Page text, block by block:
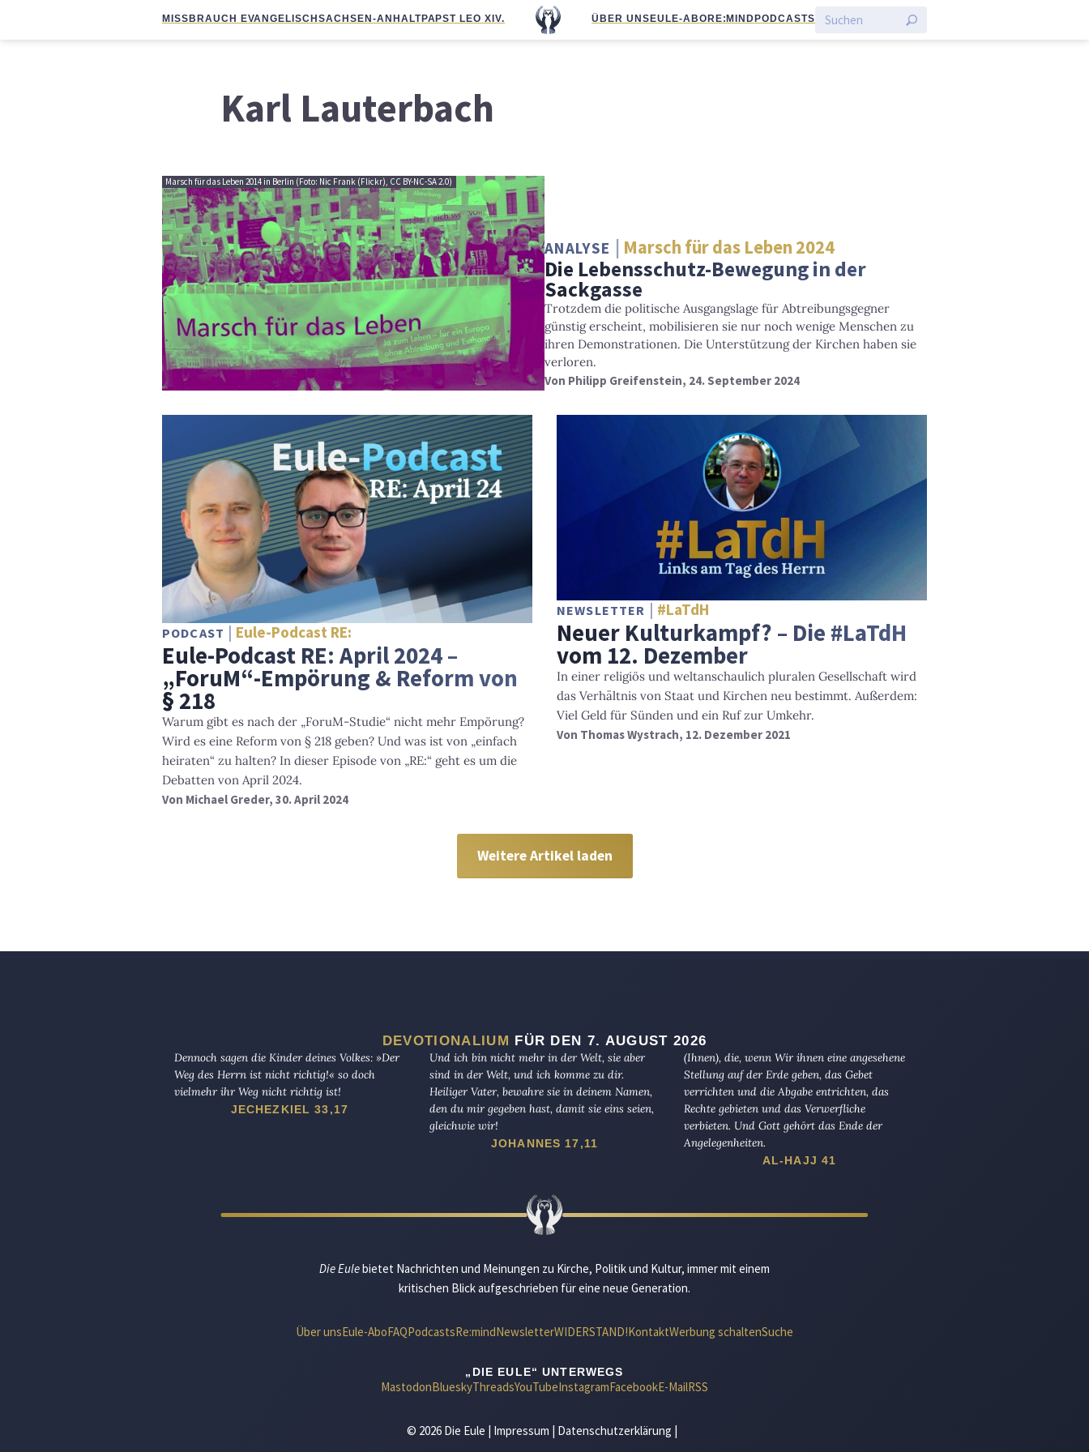
MISSBRAUCH EVANGELISCHSACHSEN-ANHALTPAPST LEO XIV. ÜBER UNS EULE-ABO RE:MIND PODCASTS
Karl Lauterbach
Marsch für das Leben 2014 in Berlin (Foto: Nic Frank (Flickr), CC BY-NC-SA 2.0)
ANALYSE Marsch für das Leben 2024
Die Lebensschutz-Bewegung in der
Sackgasse
Trotzdem die politische Ausgangslage für Abtreibungsgegner
günstig erscheint, mobilisieren sie nur noch wenige Menschen zu
ihren Demonstrationen. Die Unterstützung der Kirchen haben sie
verloren.
Von Philipp Greifenstein, 24. September 2024
PODCAST Eule-Podcast RE:
Eule-Podcast RE: April 2024 –
„ForuM“-Empörung & Reform von
§ 218
Warum gibt es nach der „ForuM-Studie“ nicht mehr Empörung?
Wird es eine Reform von § 218 geben? Und was ist von „einfach
heiraten“ zu halten? In dieser Episode von „RE:“ geht es um die
Debatten von April 2024.
Von Michael Greder, 30. April 2024
NEWSLETTER #LaTdH
Neuer Kulturkampf? – Die #LaTdH
vom 12. Dezember
In einer religiös und weltanschaulich pluralen Gesellschaft wird
das Verhältnis von Staat und Kirchen neu bestimmt. Außerdem:
Viel Geld für Sünden und ein Ruf zur Umkehr.
Von Thomas Wystrach, 12. Dezember 2021
Weitere Artikel laden
DEVOTIONALIUM
FÜR DEN 7. AUGUST 2026
Dennoch sagen die Kinder deines Volkes: »Der
Weg des Herrn ist nicht richtig!« so doch
vielmehr ihr Weg nicht richtig ist!
JECHEZKIEL 33,17
Und ich bin nicht mehr in der Welt, sie aber
sind in der Welt, und ich komme zu dir.
Heiliger Vater, bewahre sie in deinem Namen,
den du mir gegeben hast, damit sie eins seien,
gleichwie wir!
JOHANNES 17,11
(Ihnen), die, wenn Wir ihnen eine angesehene
Stellung auf der Erde geben, das Gebet
verrichten und die Abgabe entrichten, das
Rechte gebieten und das Verwerfliche
verbieten. Und Gott gehört das Ende der
Angelegenheiten.
AL-HAJJ 41
Die Eulebietet Nachrichten und Meinungen zu Kirche, Politik und Kultur, immer mit einem
kritischen Blick aufgeschrieben für eine neue Generation.
Über unsEule-AboFAQPodcastsRe:mindNewsletterWIDERSTAND!KontaktWerbung schaltenSuche
„DIE EULE“ UNTERWEGS
MastodonBlueskyThreadsYouTubeInstagramFacebookE-MailRSS
© 2026 Die Eule | Impressum Datenschutzerklärung